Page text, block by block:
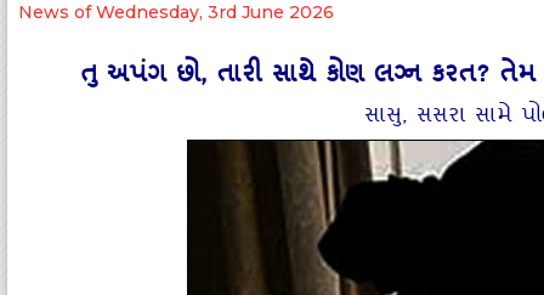
News of Wednesday, 3rd June 2026
તુ અપંગ છો, તારી સાથે કોણ લગ્ન કરત? તેમ
સાસુ, સસરા સામે